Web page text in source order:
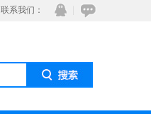
联系我们：